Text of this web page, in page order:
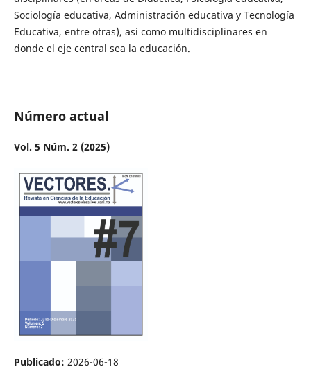
Sociología educativa, Administración educativa y Tecnología
Educativa, entre otras), así como multidisciplinares en
donde el eje central sea la educación.
Número actual
Vol. 5 Núm. 2 (2025)
Publicado: 2026-06-18